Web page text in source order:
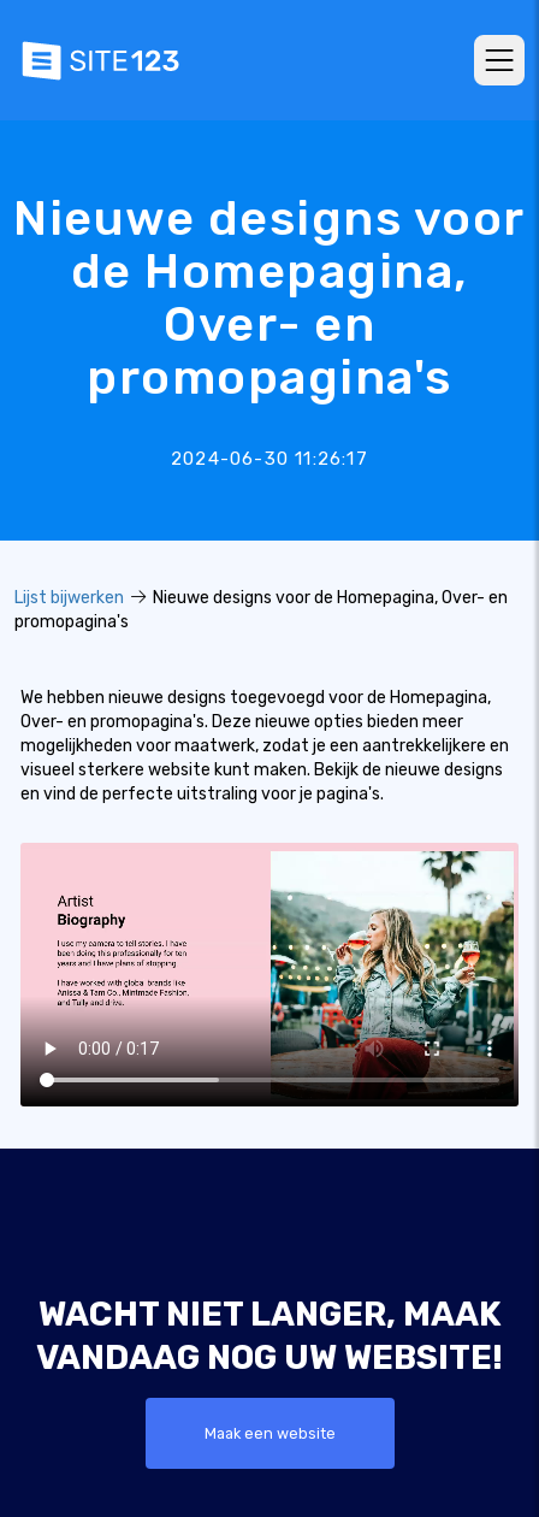
Nieuwe designs voor
de Homepagina,
Over- en
promopagina's
2024-06-30 11:26:17
Lijst bijwerken
Nieuwe designs voor de Homepagina, Over- en
promopagina's
We hebben nieuwe designs toegevoegd voor de Homepagina,
Over- en promopagina's. Deze nieuwe opties bieden meer
mogelijkheden voor maatwerk, zodat je een aantrekkelijkere en
visueel sterkere website kunt maken. Bekijk de nieuwe designs
en vind de perfecte uitstraling voor je pagina's.
WACHT NIET LANGER, MAAK
VANDAAG NOG UW WEBSITE!
Maak een website